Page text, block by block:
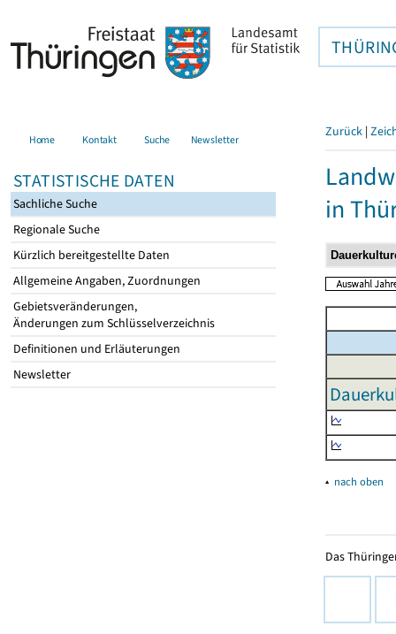
Home Kontakt Suche Newsletter
STATISTISCHE DATEN
Sachliche Suche
Regionale Suche
Kürzlich bereitgestellte Daten
Allgemeine Angaben, Zuordnungen
Gebietsveränderungen,
Änderungen zum Schlüsselverzeichnis
Definitionen und Erläuterungen
Newsletter
Zurück |
in
▴ nach oben
Das